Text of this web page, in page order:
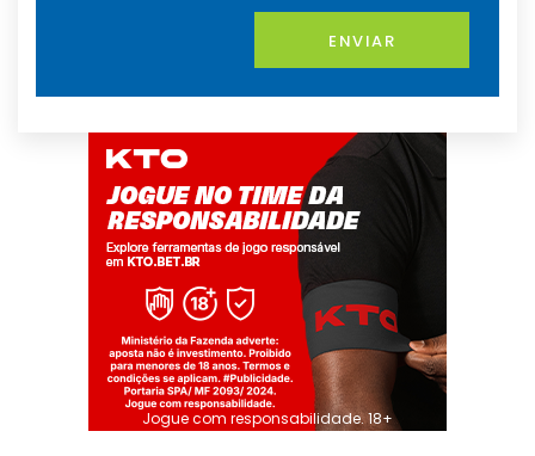
ENVIAR
Jogue com responsabilidade. 18+